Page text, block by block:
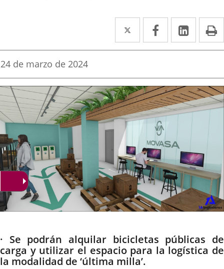
Twitter
Enlace
a
aplicación
externa.
Facebook
Enlace
a
aplicación
externa.
Enlace
a
Fecha
la
noticia
24 de marzo de 2024
Descripción
· Se podrán alquilar bicicletas públicas de
carga y utilizar el espacio para la logística de
la modalidad de ‘última milla’.